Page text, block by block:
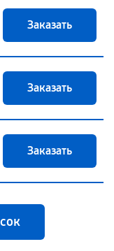
Заказать
Заказать
Заказать